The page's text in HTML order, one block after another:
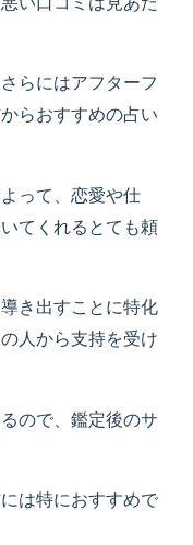
らにはアフターフ
らおすすめの占い
って、恋愛や仕
てくれるとても頼
き出すことに特化
人から支持を受け
ので、鑑定後のサ
は特におすすめで